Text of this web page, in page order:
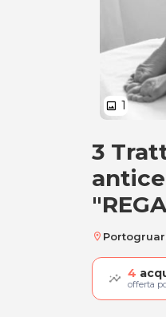
image 1
3
3
location_on
4
offerta